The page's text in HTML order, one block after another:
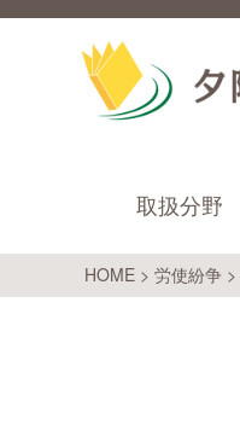
取扱分野
HOME > 労使紛争 >